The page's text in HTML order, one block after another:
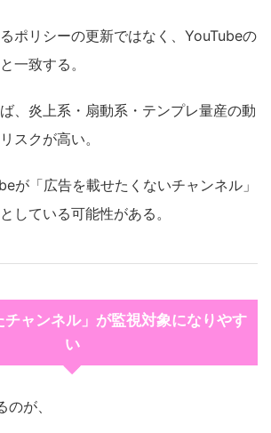
ポリシーの更新ではなく、YouTubeの
一致する。
、炎上系・扇動系・テンプレ量産の動
スクが高い。
が「広告を載せたくないチャンネル」
している可能性がある。
ャンネル」が監視対象になりやす
い
が、